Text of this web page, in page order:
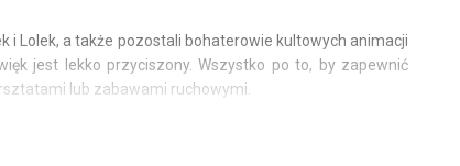
i Lolek, a także pozostali bohaterowie kultowych animacji
jest lekko przyciszony. Wszystko po to, by zapewnić
lub zabawami ruchowymi.